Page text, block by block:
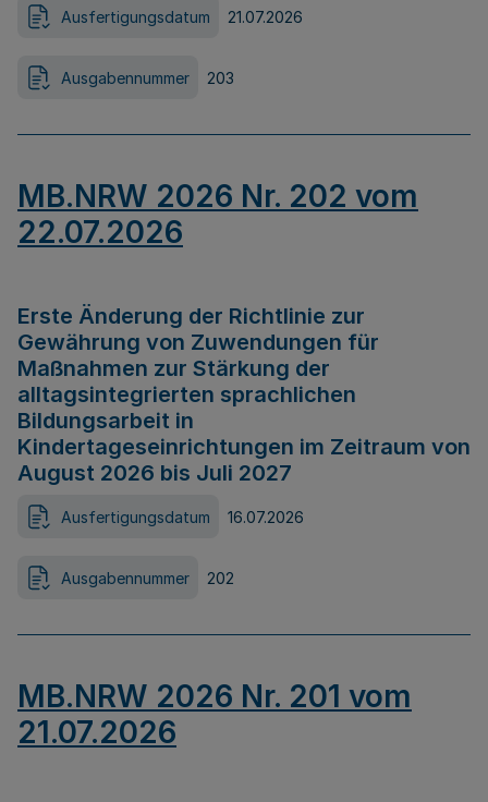
Ausfertigungsdatum 21.07.2026
Ausgabennummer 203
MB.NRW 2026 Nr. 202 vom
22.07.2026
Erste Änderung der Richtlinie zur
Gewährung von Zuwendungen für
Maßnahmen zur Stärkung der
alltagsintegrierten sprachlichen
Bildungsarbeit in
Kindertageseinrichtungen im Zeitraum von
August 2026 bis Juli 2027
Ausfertigungsdatum 16.07.2026
Ausgabennummer 202
MB.NRW 2026 Nr. 201 vom
21.07.2026